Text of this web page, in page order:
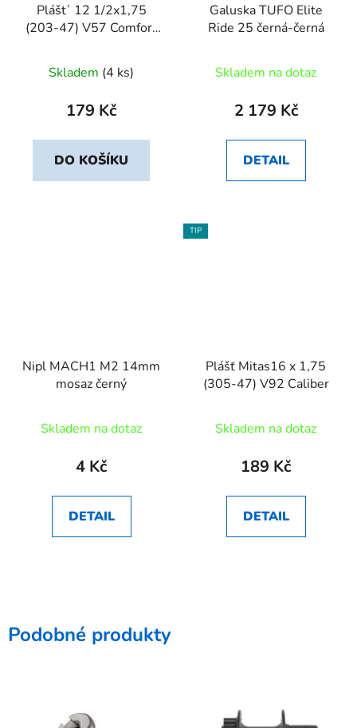
Plášt´ 12 1/2x1,75
(203-47) V57 Comfort
Skladem (4 ks)
179 Kč
DO KOŠÍKU
Galuska TUFO Elite
Ride 25 černá-černá
Skladem na dotaz
2 179 Kč
DETAIL
Nipl MACH1 M2 14mm
mosaz černý
Skladem na dotaz
4 Kč
DETAIL
TIP
Plášť Mitas16 x 1,75
(305-47) V92 Caliber
Skladem na dotaz
189 Kč
DETAIL
Podobné produkty